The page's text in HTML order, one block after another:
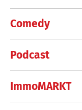
Comedy
Podcast
ImmoMARKT